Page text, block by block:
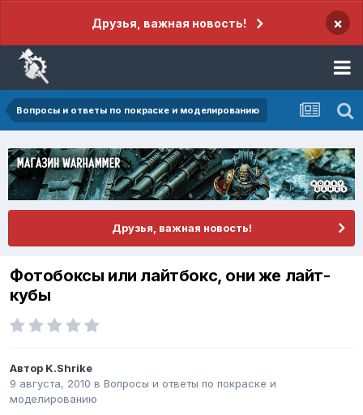
Друзья, важная новость! ×
Вопросы и ответы по покраске и моделированию
Друзья, важная новость!
Фотобоксы или лайтбокс, они же лайт-
кубы
Автор K.Shrike
9 августа, 2010 в Вопросы и ответы по покраске и
моделированию